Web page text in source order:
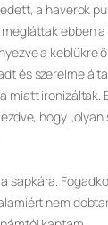
a haverok
ebben
a keblükre
és szerelme
miatt ironizáltak.
hogy „olyan
sapkára.
nem